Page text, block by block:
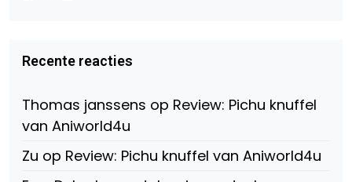
Beauty-
147775071915783/?
Facebook
op
Twitter
op
Instagram
Recente reacties
Thomas janssens op Review: Pichu knuffel
van Aniworld4u
Zu op Review: Pichu knuffel van Aniworld4u